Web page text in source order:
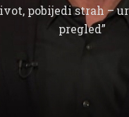
pobijedi strah –
pregled”